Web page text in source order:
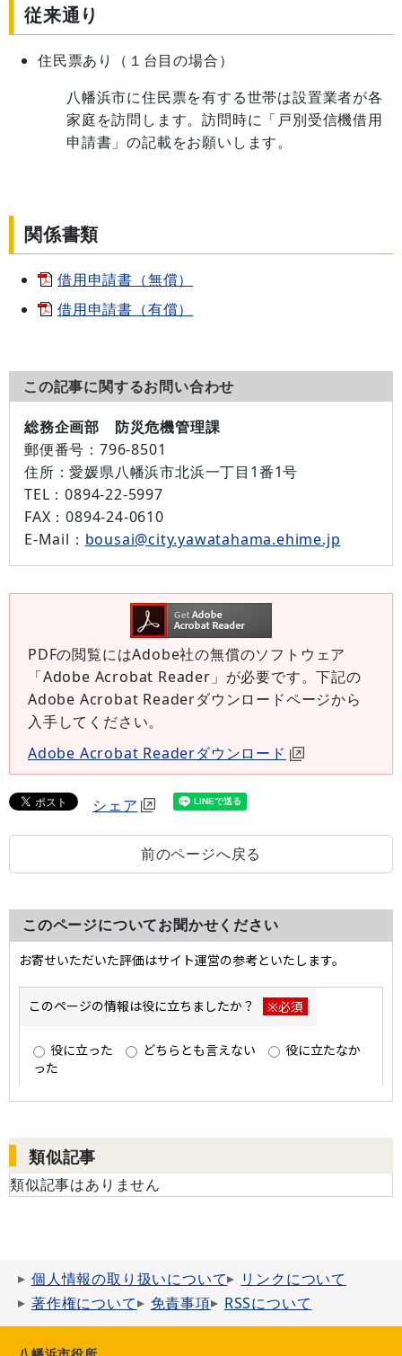
従来通り
住民票あり（１台目の場合）
八幡浜市に住民票を有する世帯は設置業者が各
家庭を訪問します。訪問時に「戸別受信機借用
申請書」の記載をお願いします。
関係書類
借用申請書（無償）
借用申請書（有償）
この記事に関するお問い合わせ
総務企画部 防災危機管理課
郵便番号： 796-8501
住所：愛媛県八幡浜市北浜一丁目1番1号
TEL：0894-22-5997
FAX：0894-24-0610
E-Mail： bousai@city.yawatahama.ehime.jp
PDFの閲覧にはAdobe社の無償のソフトウェア
「Adobe Acrobat Reader」が必要です。下記の
Adobe Acrobat Readerダウンロードページから
入手してください。
Adobe Acrobat Readerダウンロード
シェア
前のページへ戻る
このページについてお聞かせください
類似記事
類似記事はありません
個人情報の取り扱いについて
リンクについて
著作権について
免責事項 RSSについて